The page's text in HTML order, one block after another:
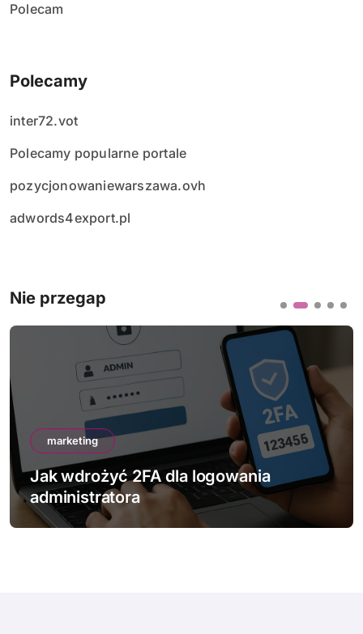
Polecam
Polecamy
inter72.vot
Polecamy popularne portale
pozycjonowaniewarszawa.ovh
adwords4export.pl
Nie przegap
marketing
Jak sprawdzić bezpieczeństwo
strony